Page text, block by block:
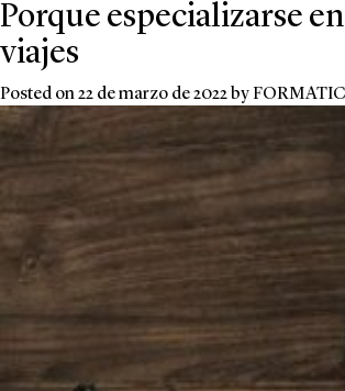
en
el
Porque especializarse
viajes
Posted on22 de marzo de 2022 by